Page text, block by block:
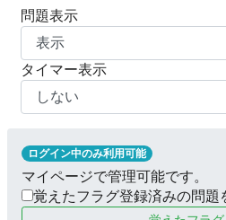
問題表示
タイマー表示
ログイン中のみ利用可能
マイページで管理可能です。
覚えたフラグ登録済みの問題